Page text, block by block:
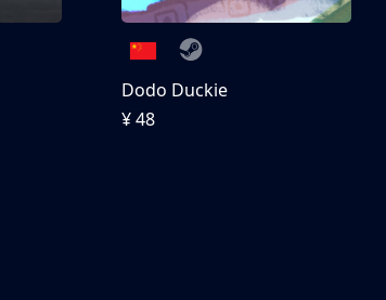
Dodo Duckie
¥ 48